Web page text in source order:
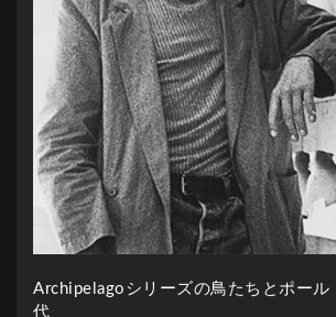
Archipelagoシリーズの鳥たちとポー
代